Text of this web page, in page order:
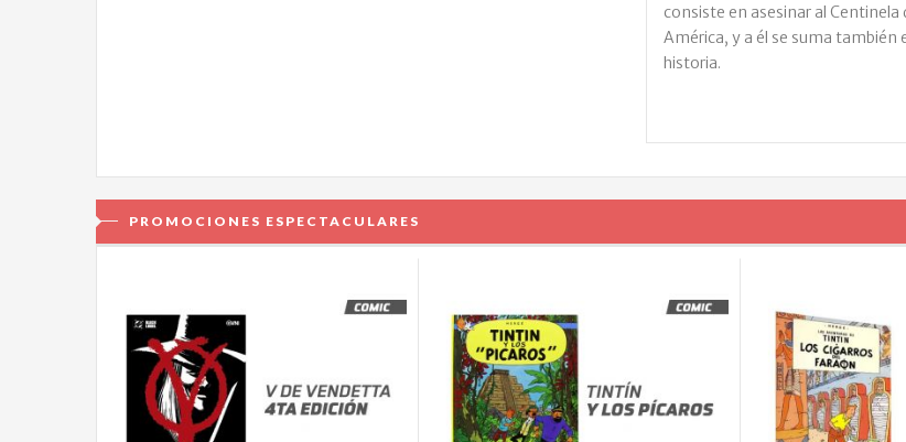
consiste en asesinar al Centinela
América, y a él se suma también
historia.
PROMOCIONES ESPECTACULARES